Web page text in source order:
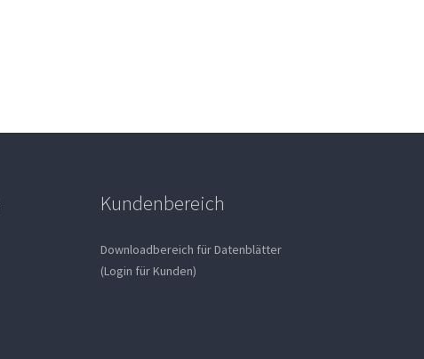
Kundenbereich
Downloadbereich für Datenblätter
(Login für Kunden)